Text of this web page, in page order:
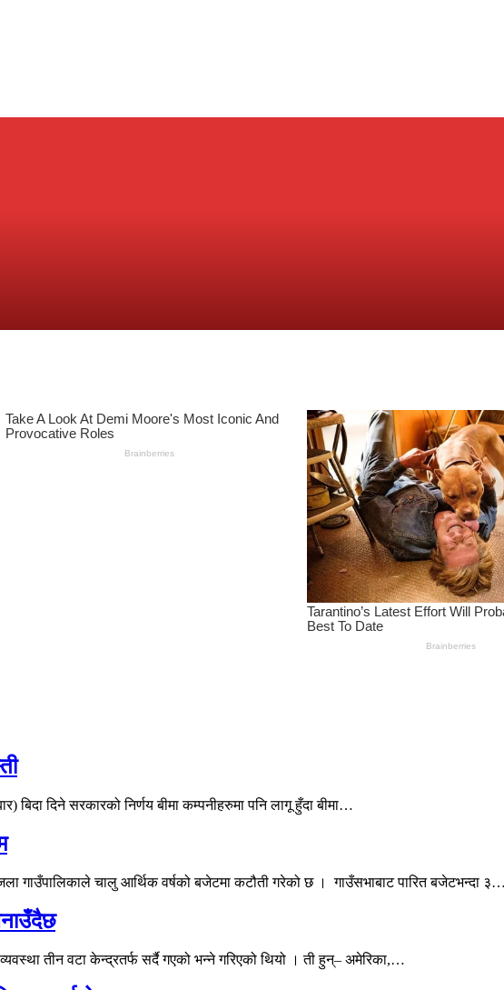
बिदा दिने सरकारको निर्णय बीमा कम्पनीहरुमा पनि लागू हुँदा बीमा…
गाउँपालिकाले चालु आर्थिक वर्षको बजेटमा कटौती गरेको छ । गाउँसभाबाट पारित बजेटभन्दा ३…
तीन वटा केन्द्रतर्फ सर्दै गएको भन्ने गरिएको थियो । ती हुन्– अमेरिका,…